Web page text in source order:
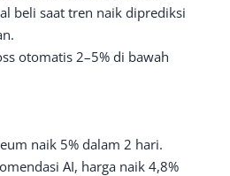
beli saat tren naik diprediksi
otomatis 2–5% di bawah
naik 5% dalam 2 hari.
AI, harga naik 4,8%